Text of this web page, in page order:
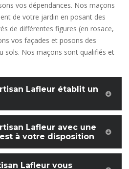
vos dépendances. Nos maçons
de votre jardin en posant des
de différentes figures (en rosace,
vos façades et posons des
sols. Nos maçons sont qualifiés et
Lafleur établit un
Lafleur avec une
à votre disposition
Lafleur vous